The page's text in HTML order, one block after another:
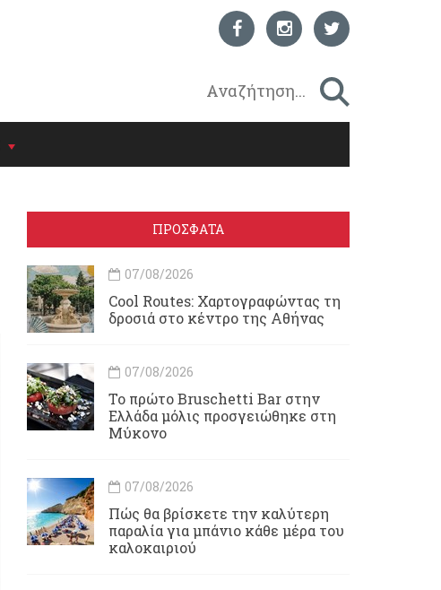
ΠΡΟΣΦΑΤΑ
07/08/2026
Cool Routes: Χαρτογραφώντας τη
δροσιά στο κέντρο της Αθήνας
07/08/2026
Το πρώτο Bruschetti Bar στην
Ελλάδα μόλις προσγειώθηκε στη
Μύκονο
07/08/2026
Πώς θα βρίσκετε την καλύτερη
παραλία για μπάνιο κάθε μέρα του
καλοκαιριού